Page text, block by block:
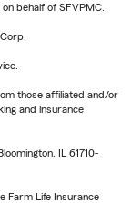
behalf of SFVPMC.
those affiliated and/or
and insurance
IL 61710-
Farm Life Insurance